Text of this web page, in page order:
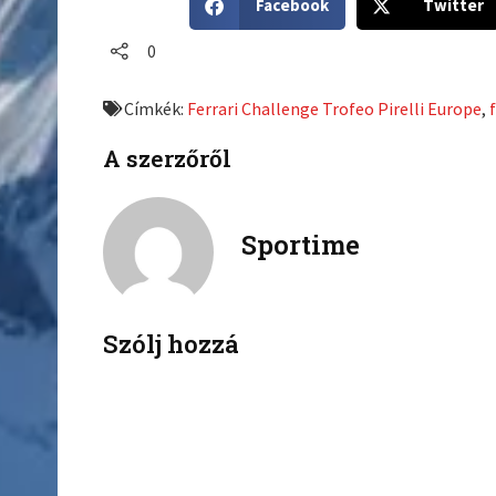
h
o
f
b
Facebook
h
o
Twitter
0
Címkék: Ferrari Challenge Trofeo Pirelli Europe,
A szerzőről
Sportime
Szólj hozzá